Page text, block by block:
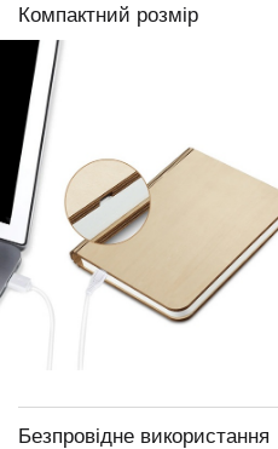
Компактний розмір
Безпровідне використання